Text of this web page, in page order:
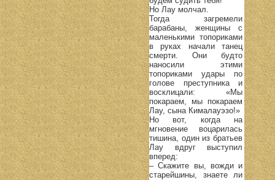
Но Лау молчал.
Тогда загремели
барабаны, женщины с
маленькими топориками
в руках начали танец
смерти. Они будто
наносили этими
топориками удары по
голове преступника и
восклицали: «Мы
покараем, мы покараем
Лау, сына Кималауэзо!»
Но вот, когда на
мгновение воцарилась
тишина, один из братьев
Лау вдруг выступил
вперед:
– Скажите вы, вожди и
старейшины, знаете ли